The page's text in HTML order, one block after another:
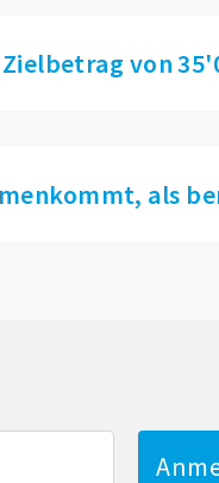
von
als